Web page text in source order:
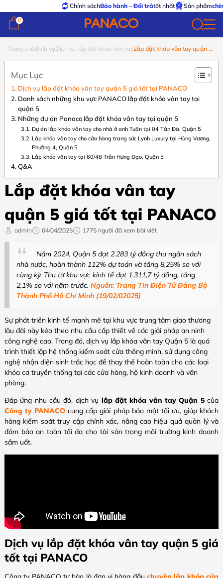
Chính sáchBảo hành – Đổi trảtốt nhất Sản phẩmchính
0
0
Trang chủ Dịch vụDịch vụ lắp đặt khóa vân tayLắp đặt khóa vân tay quận 5
Mục Lục
Dịch vụ lắp đặt khóa vân tay quận 5 giá tốt tại PANACO
Danh sách những khu vực PANACO lắp đặt khóa vân tay tại
quận 5
Những dự án Panaco lắp đặt khóa vân tay tại quận 5
Dự án lắp khóa vân tay cho nhà ở anh Tuấn tại 04 Tản Đà, Quận 5
Lắp khóa vân tay cho cửa hàng trang sức Lynh Luxury tại Hùng Vương,
Phường 4, Quận 5
Lắp khóa vân tay tại 60/48 Trần Hưng Đạo, Quận 5
Q&A
Lắp đặt khóa vân tay
quận 5 giá tốt tại PANACO
admin 04/04/2025 1775 người đã xem bài viết
Năm 2024, Quận 5 đạt 2.283 tỷ đồng thu ngân sách
nhà nước, hoàn thành 112% dự toán và tăng 8,25% so với
cùng kỳ. Thu từ khu vực kinh tế đạt 1.311,7 tỷ đồng, tăng
2,1% so với năm trước. Nguồn: Trang Tin Điện Tử Đảng Bộ
Thành Phố Hồ Chí Minh (19/02/02025)
Sự phát triển kinh tế mạnh mẽ tại khu vực trung tâm giao thương
lâu đời này kéo theo nhu cầu cấp thiết về các giải pháp an ninh
công nghệ cao. Trong đó, dịch vụ lắp khóa vân tay Quận 5 là quá
trình thiết lập hệ thống kiểm soát cửa thông minh, sử dụng công
nghệ nhận diện sinh trắc học để thay thế hoàn toàn cho các loại
khóa cơ truyền thống tại các cửa hàng, hộ kinh doanh và văn
phòng.
Đáp ứng nhu cầu đó, dịch vụ lắp đặt khóa vân tay Quận 5của
Công ty PANACO cung cấp giải pháp bảo mật tối ưu, giúp khách
hàng kiểm soát truy cập chính xác, nâng cao hiệu quả quản lý và
đảm bảo an toàn tối đa cho tài sản trong môi trường kinh doanh
sầm uất.
Dịch vụ lắp đặt khóa vân tay quận 5 giá
tốt tại PANACO